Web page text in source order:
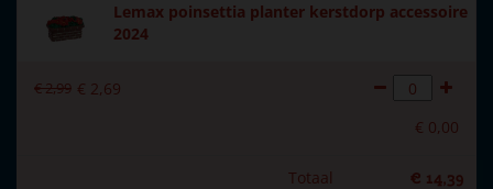
Lemax poinsettia planter kerstdorp accessoire
2024
€2,99 € 2,69
€ 0,00
Totaal € 14,39